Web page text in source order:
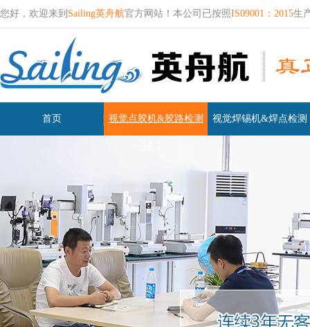
您好，欢迎来到 Sailing英舟航官方网站！本公司已按照IS09001：2015生
首页 视觉点胶机&胶路检测 视觉焊锡机&焊点检测